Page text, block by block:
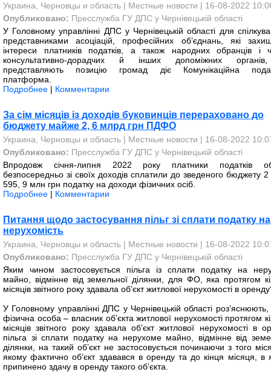
Украина, Черновцы и область | Местные новости | 16-08-2022
Опубликовано: Пресслужба ГУ ДПС у Чернівецькій області
У Головному управлінні ДПС у Чернівецькій області для
представниками асоціацій, професійних об’єднань, які
інтереси платників податків, а також народних обранців і
консультативно-дорадчих й інших допоміжних
представляють позицію громад діє Комунікаційна
платформа.
Подробнее | Комментарии
За сім місяців із доходів буковинців перераховано до
бюджету майже 2, 6 млрд грн ПДФО
Украина, Черновцы и область | Местные новости | 16-08-2022
Опубликовано: Пресслужба ГУ ДПС у Чернівецькій області
Впродовж січня-липня 2022 року платники податків
безпосередньо зі своїх доходів сплатили до зведеного бюджету
595, 9 млн грн податку на доходи фізичних осіб.
Подробнее | Комментарии
Питання щодо застосування пільг зі сплати податку на
нерухомість
Украина, Черновцы и область | Местные новости | 16-08-2022
Опубликовано: Пресслужба ГУ ДПС у Чернівецькій області
Яким чином застосовується пільга із сплати податку на
майно, відмінне від земельної ділянки, для ФО, яка протягом
місяців звітного року здавала об’єкт житлової нерухомості в
У Головному управлінні ДПС у Чернівецькій області
фізична особа – власник об’єкта житлової нерухомості протягом
місяців звітного року здавала об’єкт житлової нерухомості в
пільга зі сплати податку на нерухоме майно, відмінне від
ділянки, на такий об’єкт не застосовується починаючи з того
якому фактично об’єкт здавався в оренду та до кінця місяця, в
припинено здачу в оренду такого об’єкта.